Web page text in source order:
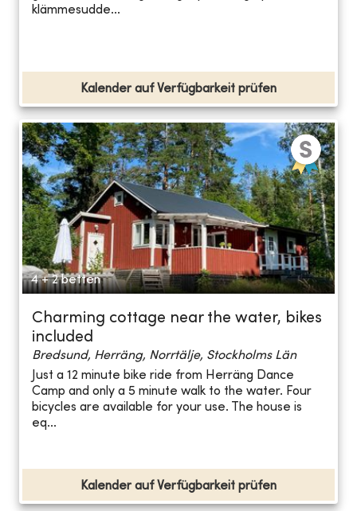
klämmesudde...
Kalender auf Verfügbarkeit prüfen
4 + 2 betten
Charming cottage near the water, bikes
included
Bredsund, Herräng, Norrtälje, Stockholms Län
Just a 12 minute bike ride from Herräng Dance
Camp and only a 5 minute walk to the water. Four
bicycles are available for your use. The house is
eq...
Kalender auf Verfügbarkeit prüfen